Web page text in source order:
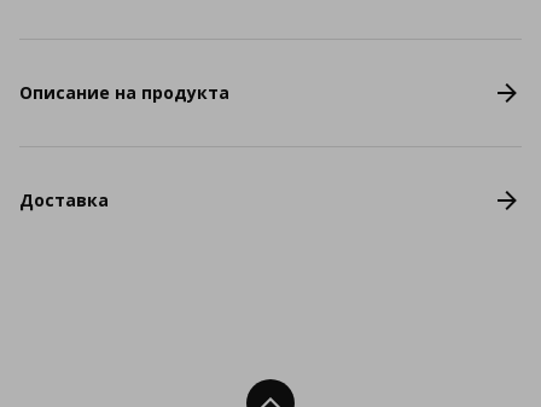
Описание на продукта
Доставка